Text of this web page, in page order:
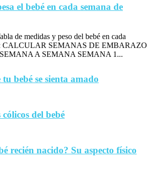
el bebé en cada semana de
de medidas y peso del bebé en cada
CALCULAR SEMANAS DE EMBARAZO
A SEMANA SEMANA 1...
bebé se sienta amado
del bebé
recién nacido? Su aspecto físico